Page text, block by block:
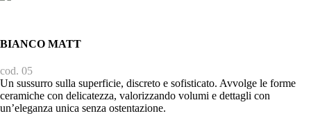
BIANCO MATT
cod. 05
Un sussurro sulla superficie, discreto e sofisticato. Avvolge le forme
ceramiche con delicatezza, valorizzando volumi e dettagli con
un’eleganza unica senza ostentazione.